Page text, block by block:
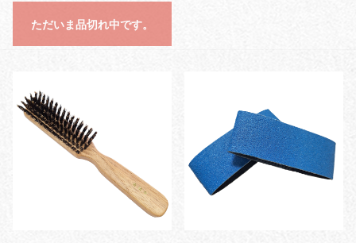
ただいま品切れ中です。